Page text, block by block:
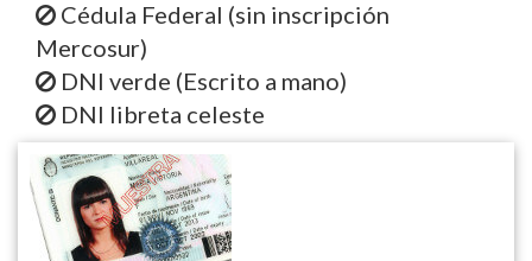
Cédula Federal (sin inscripción
Mercosur)
DNI verde (Escrito a mano)
DNI libreta celeste